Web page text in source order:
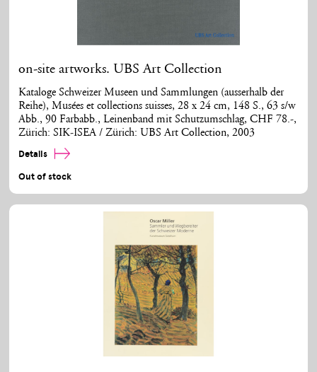
on-site artworks. UBS Art Collection
Kataloge Schweizer Museen und Sammlungen (ausserhalb der
Reihe), Musées et collections suisses, 28 x 24 cm, 148 S., 63 s/w
Abb., 90 Farbabb., Leinenband mit Schutzumschlag, CHF 78.-,
Zürich: SIK-ISEA / Zürich: UBS Art Collection, 2003
Details
Out of stock